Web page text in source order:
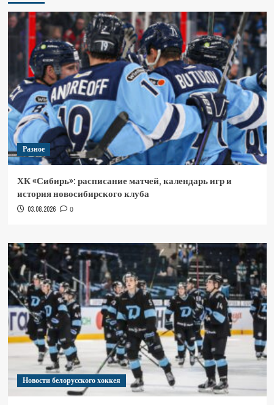
Разное
ХК «Сибирь»: расписание матчей, календарь игр и
история новосибирского клуба
03.08.2026 0
Новости белорусского хоккея